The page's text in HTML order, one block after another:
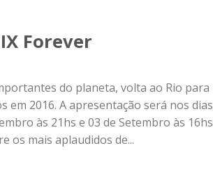
Forever
do planeta, volta ao Rio para
em 2016. A apresentação será nos dias
às 21hs e 03 de Setembro às 16hs
os mais aplaudidos de...